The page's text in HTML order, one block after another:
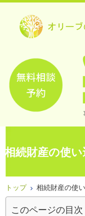
相続財産の使
トップ 相続財産の使
このページの目次